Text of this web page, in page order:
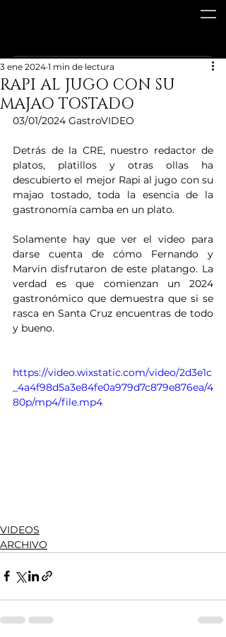
RAPI AL JUGO CON SU
MAJAO TOSTADO
3 ene 2024 1 min de lectura
03/01/2024 GastroVIDEO
Detrás de la CRE, nuestro redactor de
platos, platillos y otras ollas ha
descubierto el mejor Rapi al jugo con su
majao tostado, toda la esencia de la
gastronomía camba en un plato.
Solamente hay que ver el video para
darse cuenta de cómo Fernando y
Marvin disfrutaron de este platango. La
verdad es que comienzan un 2024
gastronómico que demuestra que si se
rasca en Santa Cruz encuentras de todo
y bueno.
https://video.wixstatic.com/video/2d3e1c
_4a4f98d5a3e84fe0a979d7c879e876ea/4
80p/mp4/file.mp4
VIDEOS
ARCHIVO